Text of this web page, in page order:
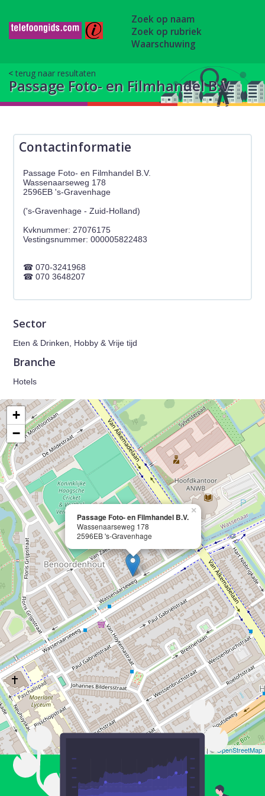
Zoek op naam
Zoek op rubriek
Waarschuwing
terug naar resultaten
Passage Foto- en Filmhandel B.V.
Contactinformatie
Passage Foto- en Filmhandel B.V.
Wassenaarseweg 178
2596EB 's-Gravenhage
('s-Gravenhage - Zuid-Holland)
Kvknummer: 27076175
070-3241968
070 3648207
Sector
Eten & Drinken, Hobby & Vrije tijd
Branche
Hotels
Passage Foto- en Filmhandel B.V.
Wassenaarseweg 178
2596EB 's-Gravenhage
×
+
−
| © OpenStreetMap